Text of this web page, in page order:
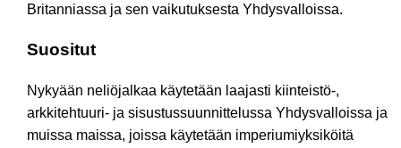
Britanniassa ja sen vaikutuksesta Yhdysvalloissa.
Suositut
Nykyään neliöjalkaa käytetään laajasti kiinteistö-,
arkkitehtuuri- ja sisustussuunnittelussa Yhdysvalloissa ja
muissa maissa, joissa käytetään imperiumiyksiköitä